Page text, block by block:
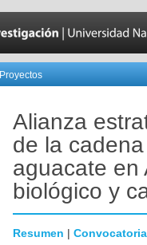
Proyectos
Alianza
de la
aguacate en
biológico y
Resumen | Convocatoria